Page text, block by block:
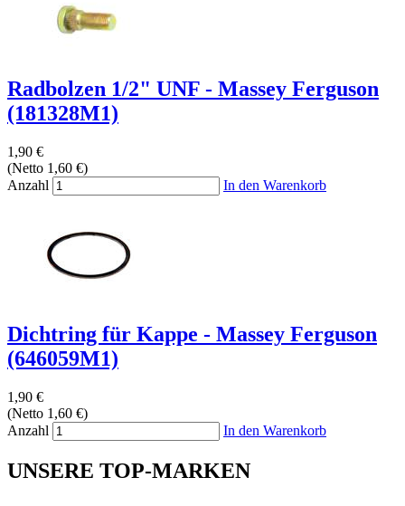
Radbolzen 1/2" UNF - Massey Ferguson
(181328M1)
1,90 €
(Netto 1,60 €)
Anzahl
In den Warenkorb
Dichtring für Kappe - Massey Ferguson
(646059M1)
1,90 €
(Netto 1,60 €)
Anzahl
In den Warenkorb
UNSERE TOP-MARKEN